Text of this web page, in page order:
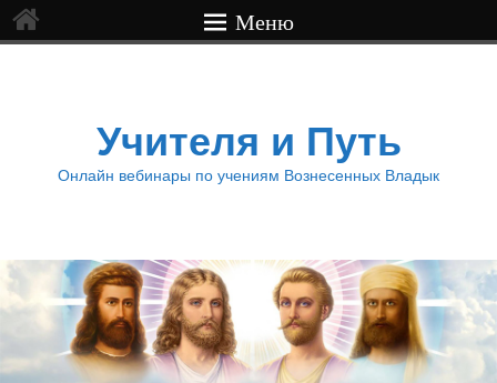
Меню
Учителя и Путь
Онлайн вебинары по учениям Вознесенных Владык